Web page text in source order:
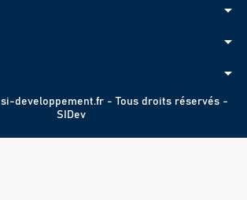
arrow_drop_down
arrow_drop_down
arrow_drop_down
si-developpement.fr - Tous droits réservés -
SIDev